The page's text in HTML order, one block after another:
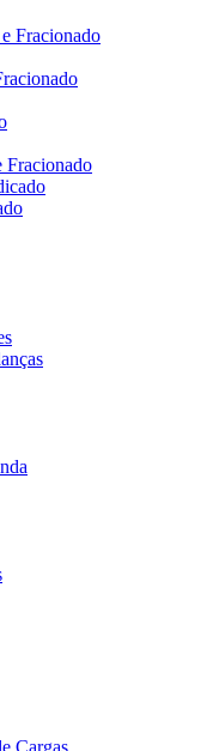
Fracionado
Fracionado
Cargas